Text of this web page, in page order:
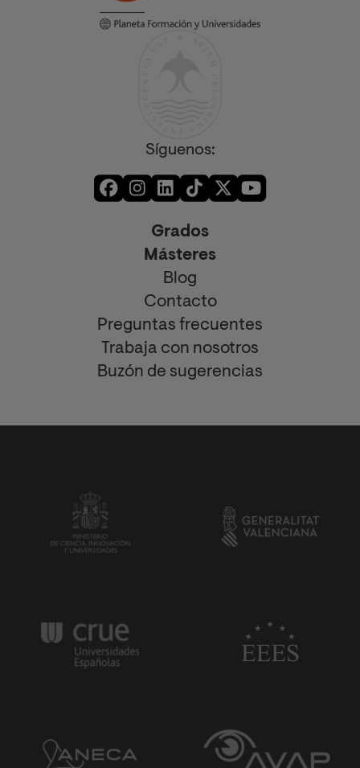
Síguenos:
Grados
Másteres
Blog
Contacto
Preguntas frecuentes
Trabaja con nosotros
Buzón de sugerencias